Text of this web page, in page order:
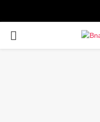
PRIMARY